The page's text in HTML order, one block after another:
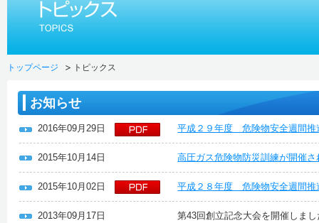
トップページ トピックス
お知らせ
2016年09月29日 平成２９年度 危険物安全週間推
2015年10月14日 高圧ガス危険物防災訓練が開催さ
2015年10月02日 平成２８年度 危険物安全週間推
2013年09月17日 第43回創立記念大会を開催しま